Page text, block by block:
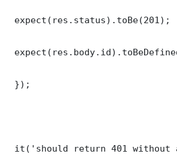
expect(res.status).toBe(201);
});
it('should return 401 without